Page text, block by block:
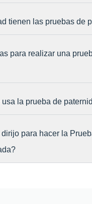
tienen las pruebas de
para realizar una
la prueba de
para hacer la